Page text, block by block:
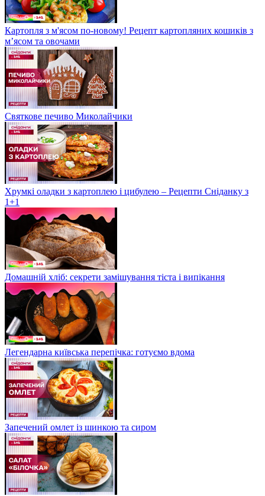
Картопля з м'ясом по-новому! Рецепт картопляних кошиків з
м’ясом та овочами
Святкове печиво Миколайчики
Хрумкі оладки з картоплею і цибулею – Рецепти Сніданку з
1+1
Домашній хліб: секрети замішування тіста і випікання
Легендарна київська перепічка: готуємо вдома
Запечений омлет із шинкою та сиром